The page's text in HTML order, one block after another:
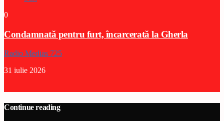
0
Condamnată pentru furt, încarcerată la Gherla
Radio Medias 725
31 iulie 2026
Continue reading